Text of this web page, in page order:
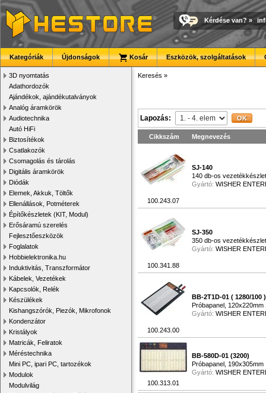
Kérdése van? »
Kategóriák Újdonságok Kosár Eszközök, szolgáltatások
3D nyomtatás
Adathordozók
Ajándékok, ajándékutalványok
Analóg áramkörök
Audiotechnika
Autó HiFi
Biztosítékok
Csatlakozók
Csomagolás és tárolás
Digitális áramkörök
Diódák
Elemek, Akkuk, Töltők
Ellenállások, Potméterek
Építőkészletek (KIT, Modul)
Erősáramú szerelés
Fejlesztőeszközök
Foglalatok
Hobbielektronika.hu
Induktivitás, Transzformátor
Kábelek, Vezetékek
Kapcsolók, Relék
Készülékek
Kishangszórók, Piezók, Mikrofonok
Kondenzátor
Kristályok
Matricák, Feliratok
Méréstechnika
Mini PC, ipari PC, tartozékok
Modulok
Modulvilág
Keresés »
Lapozás:
Cikkszám Megnevezés
100.243.07
SJ-140
140 db-os vezetékkészlet
Gyártó: WISHER
100.341.88
SJ-350
350 db-os vezetékkészlet
Gyártó: WISHER
100.243.00
BB-2T1D-01 ( 1280/100 )
Próbapanel, 120x220mm
Gyártó: WISHER
100.313.01
BB-580D-01 (3200)
Próbapanel, 190x305mm
Gyártó: WISHER